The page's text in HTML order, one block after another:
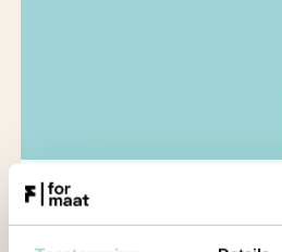
Voor beleidsmakers
Be­ge­lei­dingstra­ject